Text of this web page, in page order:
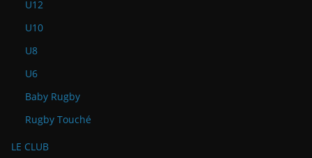
U12
U10
U8
U6
Baby Rugby
Rugby Touché
LE CLUB